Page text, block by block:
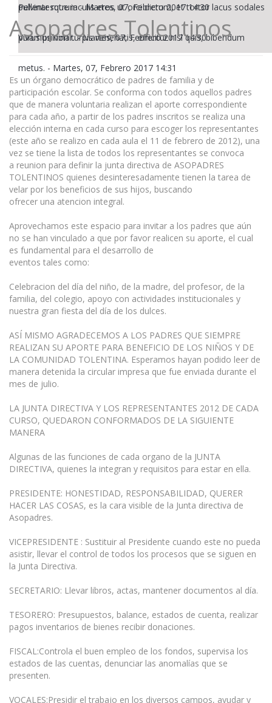
pulvinar rutrum-Martes, 07, Febrero 2017 14:30
Pellentesque iaculis eros ut orci dictum, et tortor lacus sodales
purus pulvinar.-Martes, 07, Febrero 2017 14:30
Vivamus non turpis venenatis, efficitur nisl quis, bibendum
metus. - Martes, 07, Febrero 2017 14:31
Asopadres Tolentinos
Es un órgano democrático de padres de familia y de
participación escolar. Se conforma con todos aquellos padres
que de manera voluntaria realizan el aporte correspondiente
para cada año, a partir de los padres inscritos se realiza una
elección interna en cada curso para escoger los representantes
(este año se realizo en cada aula el 11 de febrero de 2012), una
vez se tiene la lista de todos los representantes se convoca
a reunion para definir la junta directiva de ASOPADRES
TOLENTINOS quienes desinteresadamente tienen la tarea de
velar por los beneficios de sus hijos, buscando
ofrecer una atencion integral.
Aprovechamos este espacio para invitar a los padres que aún
no se han vinculado a que por favor realicen su aporte, el cual
es fundamental para el desarrollo de
eventos tales como:
Celebracion del día del niño, de la madre, del profesor, de la
familia, del colegio, apoyo con actividades institucionales y
nuestra gran fiesta del día de los dulces.
ASÍ MISMO AGRADECEMOS A LOS PADRES QUE SIEMPRE
REALIZAN SU APORTE PARA BENEFICIO DE LOS NIÑOS Y DE
LA COMUNIDAD TOLENTINA. Esperamos hayan podido leer de
manera detenida la circular impresa que fue enviada durante el
mes de julio.
LA JUNTA DIRECTIVA Y LOS REPRESENTANTES 2012 DE CADA
CURSO, QUEDARON CONFORMADOS DE LA SIGUIENTE
MANERA
Algunas de las funciones de cada organo de la JUNTA
DIRECTIVA, quienes la integran y requisitos para estar en ella.
PRESIDENTE: HONESTIDAD, RESPONSABILIDAD, QUERER
HACER LAS COSAS, es la cara visible de la Junta directiva de
Asopadres.
VICEPRESIDENTE : Sustituir al Presidente cuando este no pueda
asistir, llevar el control de todos los procesos que se siguen en
la Junta Directiva.
SECRETARIO: Llevar libros, actas, mantener documentos al día.
TESORERO: Presupuestos, balance, estados de cuenta, realizar
pagos inventarios de bienes recibir donaciones.
FISCAL:Controla el buen empleo de los fondos, supervisa los
estados de las cuentas, denunciar las anomalías que se
presenten.
VOCALES:Presidir el trabajo en los diversos campos, ayudar y